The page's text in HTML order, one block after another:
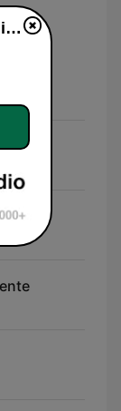
RanchoS PotosinoS Radio live